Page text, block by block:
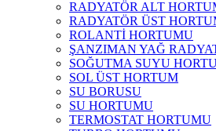
RADYATÖR ALT
RADYATÖR ÜST
ROLANTİ HORTUMU
ŞANZIMAN YAĞ
SOĞUTMA SUYU
SOL ÜST HORTUM
SU BORUSU
SU HORTUMU
TERMOSTAT HORTUMU